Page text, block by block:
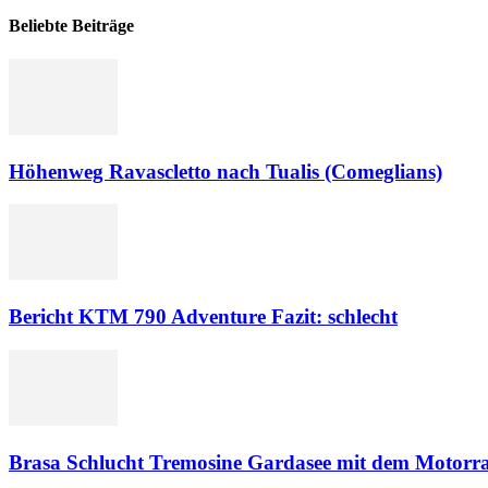
Beliebte Beiträge
Höhenweg Ravascletto nach Tualis (Comeglians)
Bericht KTM 790 Adventure Fazit: schlecht
Brasa Schlucht Tremosine Gardasee mit dem